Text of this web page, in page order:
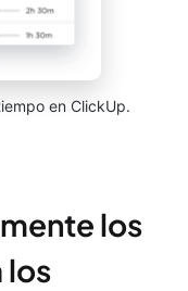
en ClickUp.
los
los